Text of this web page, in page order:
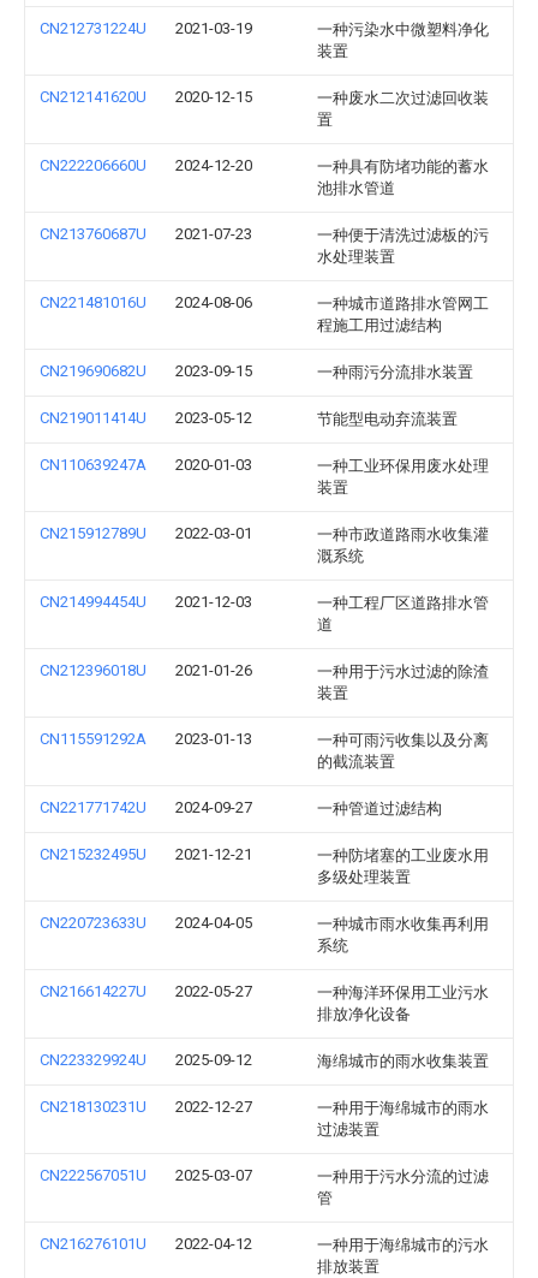
CN212731224U 2021-03-19
一种污染水中微塑料净化
装置
CN212141620U 2020-12-15
一种废水二次过滤回收装
置
CN222206660U 2024-12-20
一种具有防堵功能的蓄水
池排水管道
CN213760687U 2021-07-23
一种便于清洗过滤板的污
水处理装置
CN221481016U 2024-08-06
一种城市道路排水管网工
程施工用过滤结构
CN219690682U 2023-09-15 一种雨污分流排水装置
CN219011414U 2023-05-12 节能型电动弃流装置
CN110639247A 2020-01-03
一种工业环保用废水处理
装置
CN215912789U 2022-03-01
一种市政道路雨水收集灌
溉系统
CN214994454U 2021-12-03
一种工程厂区道路排水管
道
CN212396018U 2021-01-26
一种用于污水过滤的除渣
装置
CN115591292A 2023-01-13
一种可雨污收集以及分离
的截流装置
CN221771742U 2024-09-27 一种管道过滤结构
CN215232495U 2021-12-21
一种防堵塞的工业废水用
多级处理装置
CN220723633U 2024-04-05
一种城市雨水收集再利用
系统
CN216614227U 2022-05-27
一种海洋环保用工业污水
排放净化设备
CN223329924U 2025-09-12 海绵城市的雨水收集装置
CN218130231U 2022-12-27
一种用于海绵城市的雨水
过滤装置
CN222567051U 2025-03-07
一种用于污水分流的过滤
管
CN216276101U 2022-04-12
一种用于海绵城市的污水
排放装置